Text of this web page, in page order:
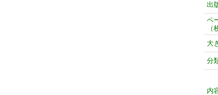
出
（
大
分
内